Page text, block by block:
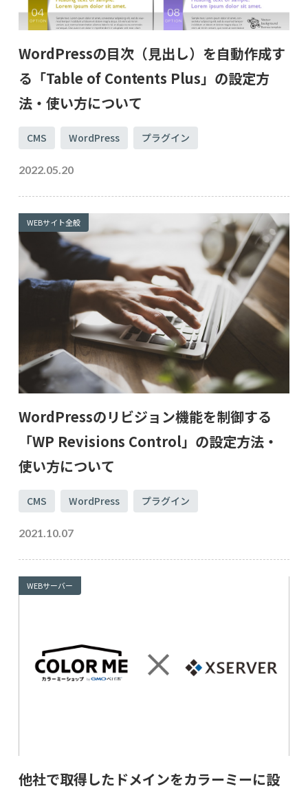
WordPressの目次（見出し）を自動作成す
る「Table of Contents Plus」の設定方
法・使い方について
CMS WordPress プラグイン
2022.05.20
WEBサイト全般
WordPressのリビジョン機能を制御する
「WP Revisions Control」の設定方法・
使い方について
CMS WordPress プラグイン
2021.10.07
WEBサーバー
他社で取得したドメインをカラーミーに設